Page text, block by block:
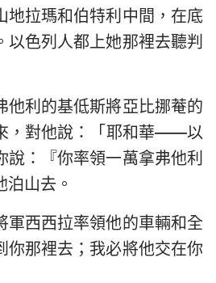
阿摩司書
約拿書
西番雅書
撒迦利亞書
地拉瑪和伯特利中間，在底
以色列人都上她那裡去聽判
他利的基低斯將亞比挪菴的
，對他說：「耶和華——以
說：『你率領一萬拿弗他利
山去。
軍西西拉率領他的車輛和全
你那裡去；我必將他交在你